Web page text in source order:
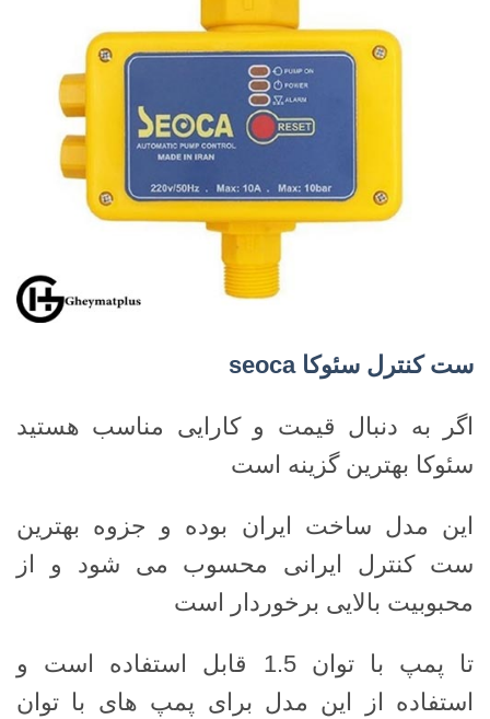
ست کنترل سئوکا seoca
اگر به دنبال قیمت و کارایی مناسب هستید
سئوکا بهترین گزینه است
این مدل ساخت ایران بوده و جزوه بهترین
ست کنترل ایرانی محسوب می شود و از
محبوبیت بالایی برخوردار است
تا پمپ با توان 1.5 قابل استفاده است و
استفاده از این مدل برای پمپ های با توان